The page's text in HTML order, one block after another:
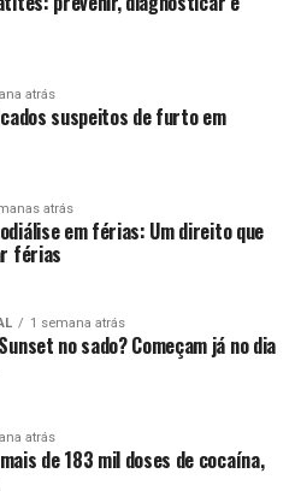
atrás
suspeitos de furto em
atrás
em férias: Um direito que
férias
1 semana atrás
no sado? Começam já no dia
atrás
de 183 mil doses de cocaína,